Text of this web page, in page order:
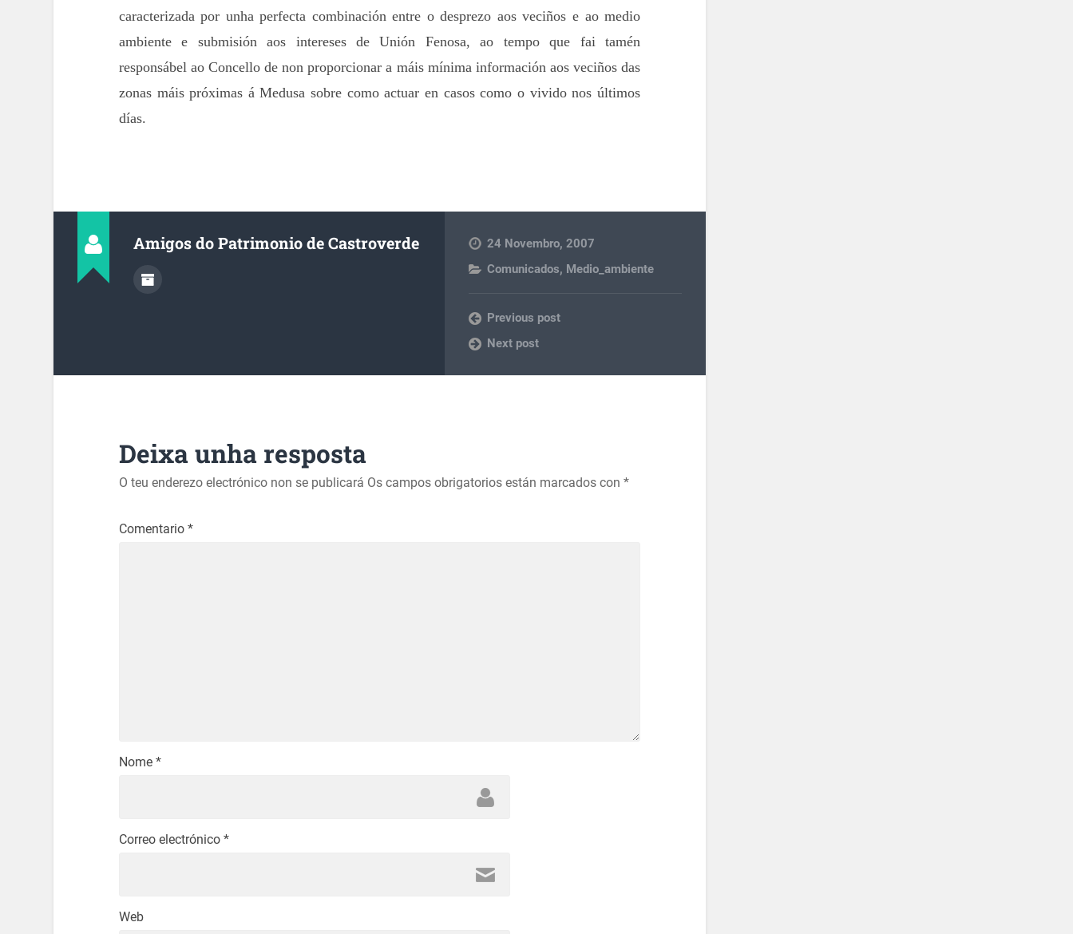
caracterizada por unha perfecta combinación entre o desprezo aos veciños e ao medio
ambiente e submisión aos intereses de Unión Fenosa, ao tempo que fai tamén
responsábel ao Concello de non proporcionar a máis mínima información aos veciños das
zonas máis próximas á Medusa sobre como actuar en casos como o vivido nos últimos
días.
Amigos do Patrimonio de Castroverde
24 Novembro, 2007
Comunicados, Medio_ambiente
Previous post
Next post
Deixa unha resposta
O teu enderezo electrónico non se publicará Os campos obrigatorios están marcados con *
Comentario *
Nome *
Correo electrónico *
Web